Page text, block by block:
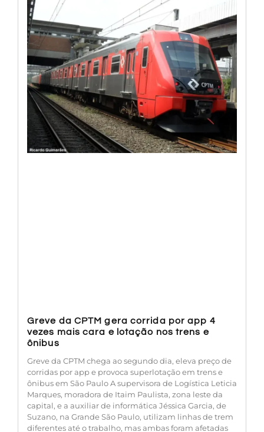
Greve da CPTM gera corrida por app 4
vezes mais cara e lotação nos trens e
ônibus
Greve da CPTM chega ao segundo dia, eleva preço de
corridas por app e provoca superlotação em trens e
ônibus em São Paulo A supervisora de Logística Leticia
Marques, moradora de Itaim Paulista, zona leste da
capital, e a auxiliar de informática Jéssica Garcia, de
Suzano, na Grande São Paulo, utilizam linhas de trem
diferentes até o trabalho, mas ambas foram afetadas